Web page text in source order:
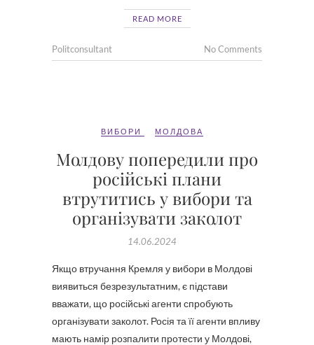
READ MORE
Politconsultant No Comments
ВИБОРИ МОЛДОВА
Молдову попередили про
російські плани
втрутитись у вибори та
організувати заколот
14.06.2024
Якщо втручання Кремля у вибори в Молдові
виявиться безрезультатним, є підстави
вважати, що російські агенти спробують
організувати заколот. Росія та її агенти впливу
мають намір розпалити протести у Молдові,